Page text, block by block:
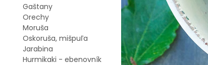
Gaštany
Orechy
Moruša
Oskoruša, mišpuľa
Jarabina
Hurmikaki - ebenovník